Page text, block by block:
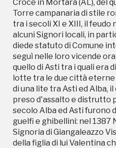
Croce in Mortara (AL), del
Torre campanaria di stile
tra i secoli XI e XIII, il feudo
alcuni Signori locali, in
diede statuto di Comune
seguì nelle loro vicende
quello di Asti tra i quali era
lotte tra le due città eterne
di una lite tra Asti ed Alba,
preso d'assalto e distrutto
secolo Alba ed Asti furono
guelfi e ghibellini: nel 1387
Signoria di Giangaleazzo
della figlia di lui Valentina
1530, passò a Carlo III di
17 anni di usurpazione
Savoia, con Emanuele
Emanuele I. Nel 1618,
divenne feudo assegnato
Dal Pozzo, già Marchese
Amedeo dal Pozzo che
conte di Neive. L'ultima
Vittoria, andò in sposa al
primo Re d'Italia Vittorio
per un breve periodo
Casa Savoia, Neive, seguì
costituzione della